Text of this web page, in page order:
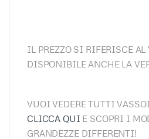
IL PREZZO SI RIFERISCE
DISPONIBILE ANCHE LA
VUOI VEDERE TUTTI
CLICCA QUI E SCOPRI I
GRANDEZZE DIFFERENTI!